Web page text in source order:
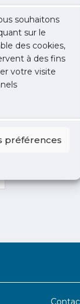
souhaitons
sur le
des cookies,
à des fins
votre visite
préférences